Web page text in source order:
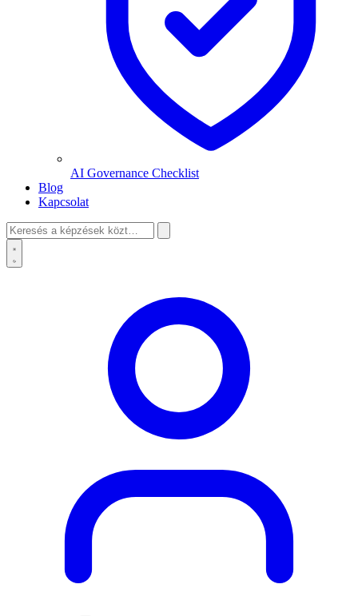
AI Governance Checklist
Blog
Kapcsolat